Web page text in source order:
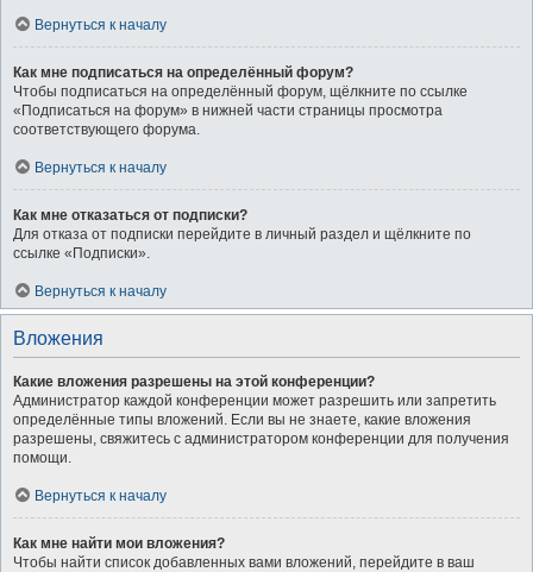
Вернуться к началу
Как мне подписаться на определённый форум?
Чтобы подписаться на определённый форум, щёлкните по ссылке
«Подписаться на форум» в нижней части страницы просмотра
соответствующего форума.
Вернуться к началу
Как мне отказаться от подписки?
Для отказа от подписки перейдите в личный раздел и щёлкните по
ссылке «Подписки».
Вернуться к началу
Вложения
Какие вложения разрешены на этой конференции?
Администратор каждой конференции может разрешить или запретить
определённые типы вложений. Если вы не знаете, какие вложения
разрешены, свяжитесь с администратором конференции для получения
помощи.
Вернуться к началу
Как мне найти мои вложения?
Чтобы найти список добавленных вами вложений, перейдите в ваш